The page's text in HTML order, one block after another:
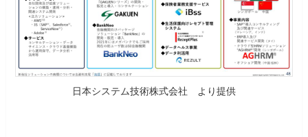
日本システム技術株式会社 より提供